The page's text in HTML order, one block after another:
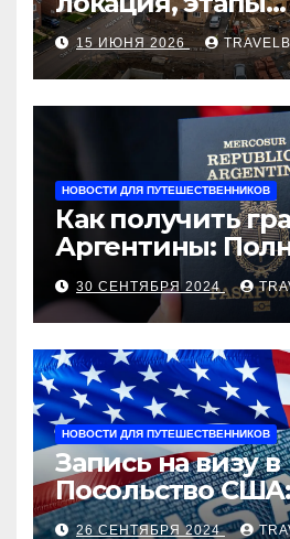
строительства,
застройщика,
оформления
рыночные
15 ИЮНЯ 2026
НОВОСТИ ДЛЯ ПУТЕШЕСТВЕННИКОВ
Как получить
Аргентины:
руководство
30 СЕНТЯБРЯ 2024
НОВОСТИ ДЛЯ ПУТЕШЕСТВЕННИКОВ
Запись на визу в
Посольство США:
Пошаговое
26 СЕНТЯБРЯ 2024